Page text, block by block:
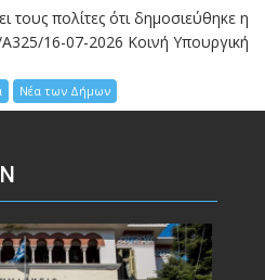
πολίτες ότι δημοσιεύθηκε η
16-07-2026 Κοινή Υπουργική
Νέα των Δήμων